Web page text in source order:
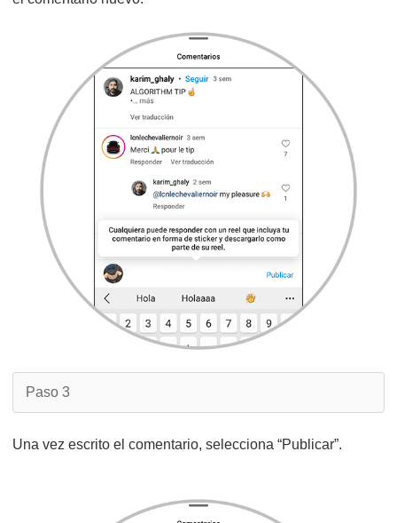
Paso 3
Una vez escrito el comentario, selecciona “Publicar”.